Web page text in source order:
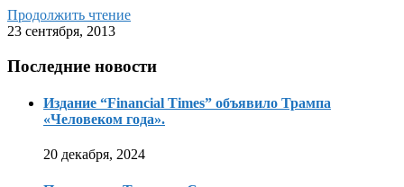
Продолжить чтение
23 сентября, 2013
Последние новости
Издание “Financial Times” объявило Трампа
«Человеком года».
20 декабря, 2024